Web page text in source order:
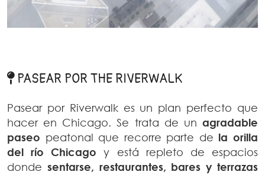
PASEAR POR THE RIVERWALK
Pasear por Riverwalk es un plan perfecto que
hacer en Chicago. Se trata de un agradable
paseo peatonal que recorre parte de la orilla
del río Chicago y está repleto de espacios
donde sentarse, restaurantes, bares y terrazas